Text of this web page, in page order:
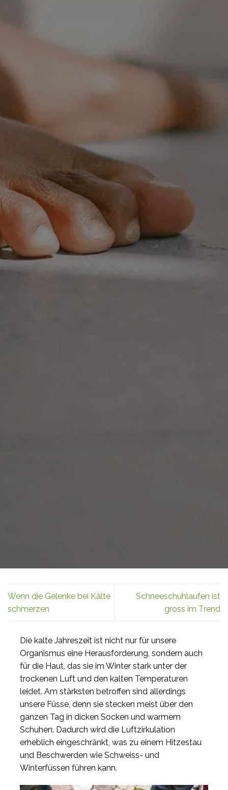
Die kalte Jahreszeit ist nicht nur für unsere
Organismus eine Herausforderung, sondern auch
für die Haut, das sie im Winter stark unter der
trockenen Luft und den kalten Temperaturen
leidet. Am stärksten betroffen sind allerdings
unsere Füsse, denn sie stecken meist über den
ganzen Tag in dicken Socken und warmem
Schuhen. Dadurch wird die Luftzirkulation
erheblich eingeschränkt, was zu einem Hitzestau
und Beschwerden wie Schweiss- und
Winterfüssen führen kann.
Wenn die Gelenke bei Kälte
schmerzen
Schneeschuhlaufen ist
gross im Trend